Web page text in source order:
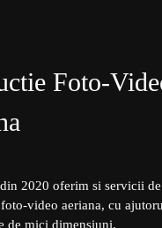
Foto-
2020 oferim si servicii de
video aeriana, cu
de mici dimensiuni.